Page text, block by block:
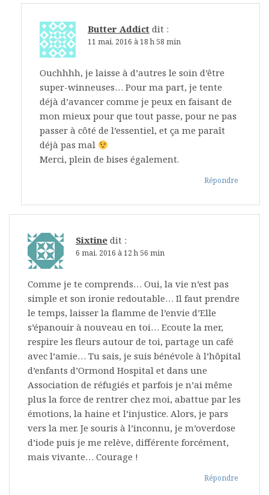
Butter Addict dit :
11 mai, 2016 à 18 h 58 min
Ouchhhh, je laisse à d’autres le soin d’être
super-winneuses… Pour ma part, je tente
déjà d’avancer comme je peux en faisant de
mon mieux pour que tout passe, pour ne pas
passer à côté de l’essentiel, et ça me paraît
déjà pas mal
Merci, plein de bises également.
Répondre
Sixtine dit :
6 mai, 2016 à 12 h 56 min
Comme je te comprends… Oui, la vie n’est pas
simple et son ironie redoutable… Il faut prendre
le temps, laisser la flamme de l’envie d’Elle
s’épanouir à nouveau en toi… Ecoute la mer,
respire les fleurs autour de toi, partage un café
avec l’amie… Tu sais, je suis bénévole à l’hôpital
d’enfants d’Ormond Hospital et dans une
Association de réfugiés et parfois je n’ai même
plus la force de rentrer chez moi, abattue par les
émotions, la haine et l’injustice. Alors, je pars
vers la mer. Je souris à l’inconnu, je m’overdose
d’iode puis je me relève, différente forcément,
mais vivante… Courage !
Répondre